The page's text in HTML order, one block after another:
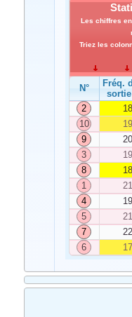
Les chiffres
Triez les
N°
Fréq.
sortie
2
10
9
3
8
1
4
5
7
6